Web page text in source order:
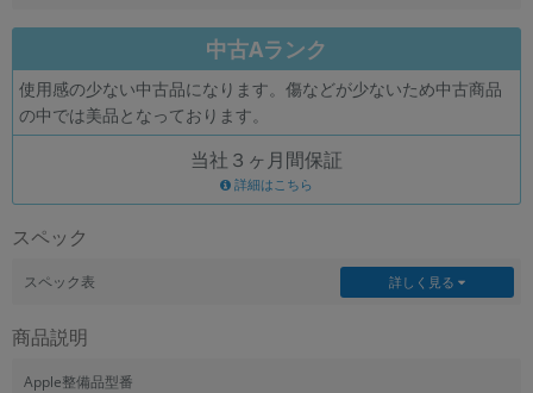
中古Aランク
使用感の少ない中古品になります。傷などが少ないため中古商品
の中では美品となっております。
当社３ヶ月間保証
詳細はこちら
スペック
スペック表 詳しく見る
商品説明
Apple整備品型番
OS
OSの絞り込み
容量
モニタサイズ